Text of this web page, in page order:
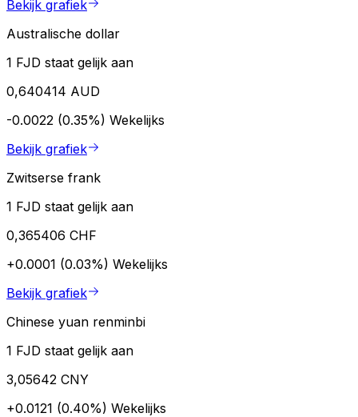
Bekijk grafiek
Australische dollar
1 FJD staat gelijk aan
0,640414 AUD
-0.0022 (0.35%) Wekelijks
Bekijk grafiek
Zwitserse frank
1 FJD staat gelijk aan
0,365406 CHF
+0.0001 (0.03%) Wekelijks
Bekijk grafiek
Chinese yuan renminbi
1 FJD staat gelijk aan
3,05642 CNY
+0.0121 (0.40%) Wekelijks